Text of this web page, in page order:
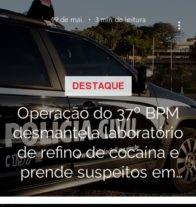
Operação do 37º BPM
desmantela laboratório
de refino de cocaína e
prende suspeitos em
Araxá e Ibiá
DESTAQUE
19 de mai. 3 min de leitura